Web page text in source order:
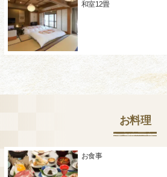
和室12畳
お料理
お食事